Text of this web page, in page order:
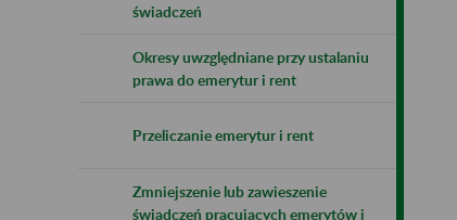
świadczeń
Okresy uwzględniane przy ustalaniu
prawa do emerytur i rent
Przeliczanie emerytur i rent
Zmniejszenie lub zawieszenie
świadczeń pracujących emerytów i